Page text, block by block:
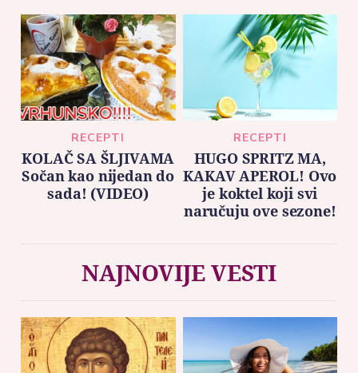
RECEPTI
KOLAČ SA ŠLJIVAMA
Sočan kao nijedan do
sada! (VIDEO)
RECEPTI
HUGO SPRITZ MA,
KAKAV APEROL! Ovo
je koktel koji svi
naručuju ove sezone!
NAJNOVIJE VESTI